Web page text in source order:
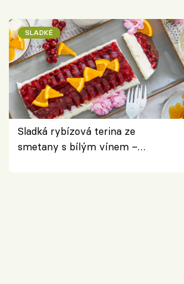
SLADKÉ
Sladká rybízová terina ze
smetany s bílým vínem –